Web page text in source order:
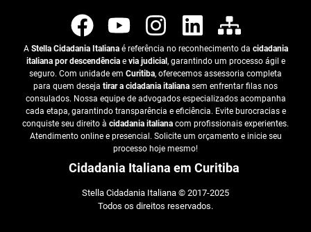
A Stella Cidadania Italianaé referência no reconhecimento da cidadania
italiana por descendênciae via judicial , garantindo um processo ágil e
seguro. Com unidade em Curitiba, oferecemos assessoria completa
para quem deseja tirar a cidadania italiana sem enfrentar filas nos
consulados. Nossa equipe de advogados especializados acompanha
cada etapa, garantindo transparência e eficiência. Evite burocracias e
conquiste seu direito à cidadania italiana com profissionais experientes.
Atendimento online e presencial. Solicite um orçamento e inicie seu
processo hoje mesmo!
Cidadania Italiana em Curitiba
Stella Cidadania Italiana © 2017-2025
Todos os direitos reservados.